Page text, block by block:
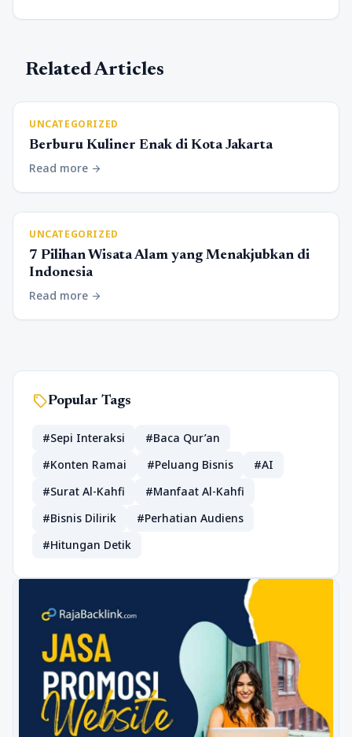
Related Articles
UNCATEGORIZED
Berburu Kuliner Enak di Kota Jakarta
Read more arrow_forward
UNCATEGORIZED
7 Pilihan Wisata Alam yang Menakjubkan di
Indonesia
Read more arrow_forward
sellPopular Tags
#Sepi Interaksi
#Baca Qur’an
#Konten Ramai
#Peluang Bisnis
#AI
#Surat Al-Kahfi
#Manfaat Al-Kahfi
#Bisnis Dilirik
#Perhatian Audiens
#Hitungan Detik